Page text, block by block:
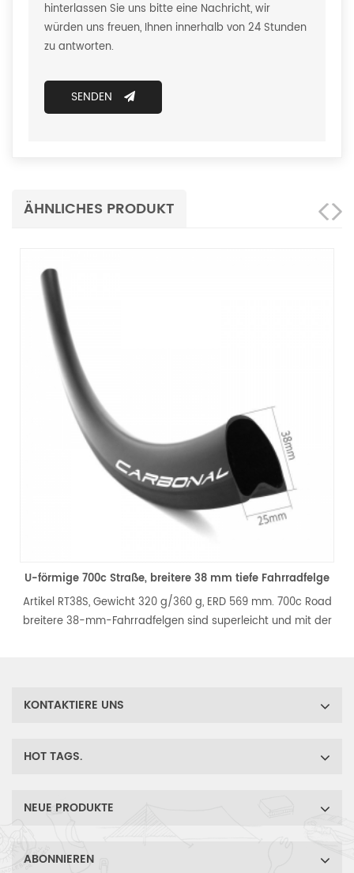
hinterlassen Sie uns bitte eine Nachricht, wir
würden uns freuen, Ihnen innerhalb von 24 Stunden
zu antworten.
SENDEN
ÄHNLICHES PRODUKT
700c Straße, breitere 38 mm tiefe Fahrradfelge
RT38S, Gewicht 320 g/360 g, ERD 569 mm. 700c Road
38-mm-Fahrradfelgen sind superleicht und mit der
Artikel
mm
KONTAKTIERE UNS
HOT TAGS.
NEUE PRODUKTE
ABONNIEREN